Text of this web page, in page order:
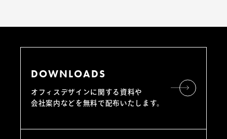
DOWNLOADS
オフィスデザインに関する資料や
会社案内などを無料で配布いたします。